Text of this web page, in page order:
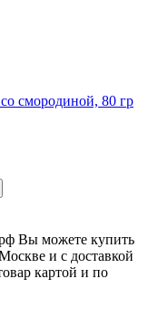
смородиной, 80 гр
Вы можете купить
и с доставкой
картой и по